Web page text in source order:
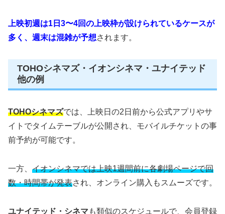
上映初週は1日3〜4回の上映枠が設けられているケースが
多く、週末は混雑が予想されます。
TOHOシネマズ・イオンシネマ・ユナイテッド
他の例
TOHOシネマズでは、上映日の2日前から公式アプリやサ
イトでタイムテーブルが公開され、モバイルチケットの事
前予約が可能です。
一方、 イオンシネマでは上映1週間前に各劇場ページで回
数・時間帯が発表され、オンライン購入もスムーズです。
ユナイテッド・シネマ も類似のスケジュールで、会員登録